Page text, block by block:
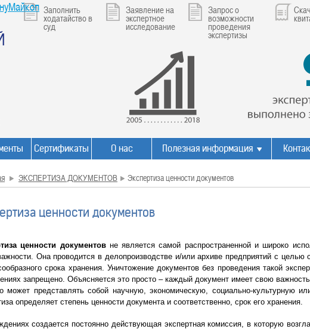
Заполнить
ходатайство в
суд
Заявление на
экспертное
исследование
Запрос о
возможности
проведения
экспертизы
Сертификаты О нас Полезная информация
ЭКСПЕРТИЗА ДОКУМЕНТОВ Экспертиза ценности документов
ценности документов
ценности документовне является самой распространенной и широко
Она проводится в делопроизводстве и/или архиве предприятий с целью
срока хранения. Уничтожение документов без проведения такой
запрещено. Объясняется это просто – каждый документ имеет свою
может представлять собой научную, экономическую, социально-культурную
определяет степень ценности документа и соответственно, срок его хранения.
создается постоянно действующая экспертная комиссия, в которую